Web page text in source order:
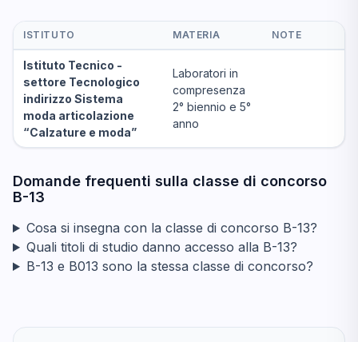
ISTITUTO MATERIA NOTE
Istituto Tecnico -
settore Tecnologico
indirizzo Sistema
moda articolazione
“Calzature e moda”
Laboratori in
compresenza
2° biennio e 5°
anno
Domande frequenti sulla classe di concorso
B-13
Cosa si insegna con la classe di concorso B-13?
Quali titoli di studio danno accesso alla B-13?
B-13 e B013 sono la stessa classe di concorso?